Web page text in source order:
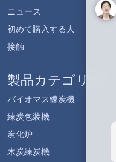
ニュース
初めて購入する人
接触
製品カテゴリー
バイオマス練炭機
練炭包装機
炭化炉
木炭練炭機